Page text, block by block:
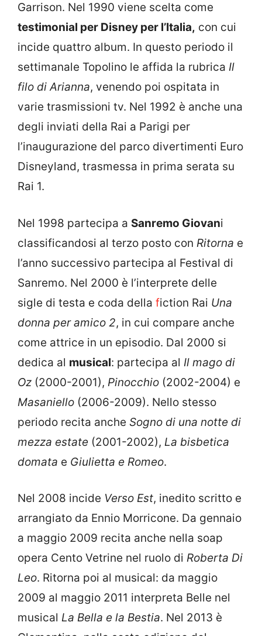
Garrison. Nel 1990 viene scelta come
testimonial per Disney per l’Italia, con cui
incide quattro album. In questo periodo il
settimanale Topolino le affida la rubrica Il
filo di Arianna, venendo poi ospitata in
varie trasmissioni tv. Nel 1992 è anche una
degli inviati della Rai a Parigi per
l’inaugurazione del parco divertimenti Euro
Disneyland, trasmessa in prima serata su
Rai 1.
Nel 1998 partecipa a Sanremo Giovani
classificandosi al terzo posto con Ritorna e
l’anno successivo partecipa al Festival di
Sanremo. Nel 2000 è l’interprete delle
sigle di testa e coda della fiction Rai Una
donna per amico 2, in cui compare anche
come attrice in un episodio. Dal 2000 si
dedica al musical: partecipa al Il mago di
Oz (2000-2001), Pinocchio (2002-2004) e
Masaniello (2006-2009). Nello stesso
periodo recita anche Sogno di una notte di
mezza estate (2001-2002), La bisbetica
domata e Giulietta e Romeo.
Nel 2008 incide Verso Est, inedito scritto e
arrangiato da Ennio Morricone. Da gennaio
a maggio 2009 recita anche nella soap
opera Cento Vetrine nel ruolo di Roberta Di
Leo. Ritorna poi al musical: da maggio
2009 al maggio 2011 interpreta Belle nel
musical La Bella e la Bestia. Nel 2013 è